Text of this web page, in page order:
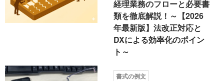
経理業務のフローと必要書
類を徹底解説！～【2026
年最新版】法改正対応と
DXによる効率化のポイン
ト～
書式の例文